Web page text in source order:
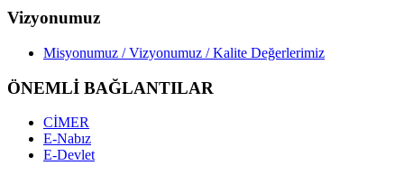
Vizyonumuz
Misyonumuz / Vizyonumuz / Kalite Değerlerimiz
ÖNEMLİ BAĞLANTILAR
CİMER
E-Nabız
E-Devlet